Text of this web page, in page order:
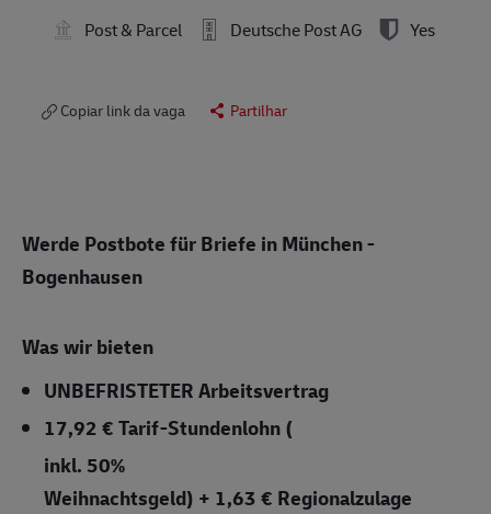
Post & Parcel
Deutsche Post AG Yes
Copiar link da vaga Partilhar
Werde Postbote für Briefe inMünchen -
Bogenhausen
Was wir bieten
UNBEFRISTETERArbeitsvertrag
17,92 € Tarif-Stundenlohn (
inkl. 50%
Weihnachtsgeld) + 1,63 € Regionalzulage